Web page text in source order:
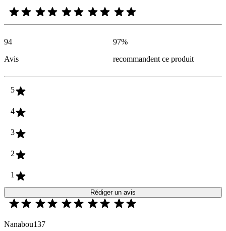
94
Avis
97%
recommandent ce produit
5
4
3
2
1
Rédiger un avis
Nanabou137